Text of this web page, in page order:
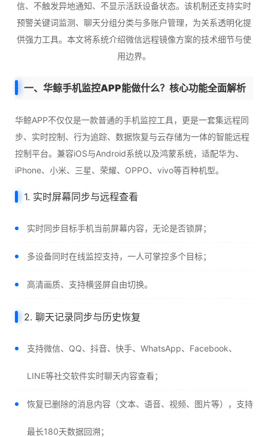
信、不触发异地通知、不显示活跃设备状态。该机制还支持实时
预警关键词监测、聊天分组分类与多账户管理，为关系透明化提
供强力工具。本文将系统介绍微信远程镜像方案的技术细节与使
用边界。
一、华鲸手机监控APP能做什么？核心功能全面解析
华鲸APP不仅仅是一款普通的手机监控工具，更是一套集远程同
步、实时控制、行为追踪、数据恢复与云存储为一体的智能远程
控制平台。兼容iOS与Android系统以及鸿蒙系统，适配华为、
iPhone、小米、三星、荣耀、OPPO、vivo等百种机型。
1. 实时屏幕同步与远程查看
实时同步目标手机当前屏幕内容，无论是否锁屏；
多设备同时在线监控支持，一人可掌控多个目标；
高清画质、支持横竖屏自由切换。
2. 聊天记录同步与历史恢复
支持微信、QQ、抖音、快手、WhatsApp、Facebook、
LINE等社交软件实时聊天内容查看；
恢复已删除的消息内容（文本、语音、视频、图片等），支持
最长180天数据回溯；